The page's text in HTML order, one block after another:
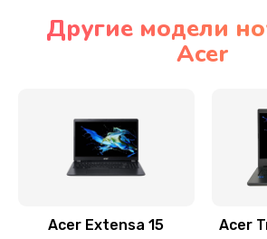
Настройка BIOS
Замена
Заказать
Другие модели
Acer
Acer Extensa 15 Acer